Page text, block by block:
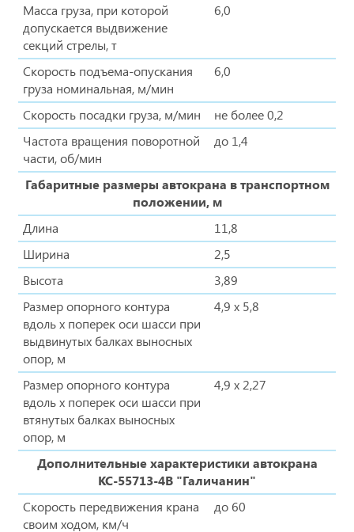
Масса груза, при которой
допускается выдвижение
секций стрелы, т
6,0
Скорость подъема-опускания
груза номинальная, м/мин
6,0
Скорость посадки груза, м/мин
не более 0,2
Частота вращения поворотной
части, об/мин
до 1,4
Габаритные размеры автокрана в транспортном
положении, м
Длина
11,8
Ширина
2,5
Высота
3,89
Размер опорного контура
вдоль х поперек оси шасси при
выдвинутых балках выносных
опор, м
4,9 х 5,8
Размер опорного контура
вдоль х поперек оси шасси при
втянутых балках выносных
опор, м
4,9 х 2,27
Дополнительные характеристики автокрана
КС-55713-4В "Галичанин"
Скорость передвижения крана
своим ходом, км/ч
до 60